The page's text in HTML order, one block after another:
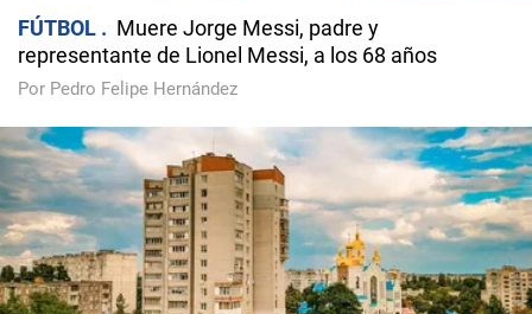
FÚTBOL
Muere Jorge Messi, padre y
representante de Lionel Messi, a los 68 años
Por Pedro Felipe Hernández